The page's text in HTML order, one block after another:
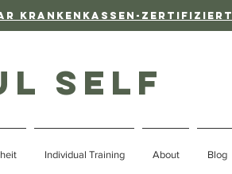
Krankenkassen-Zertifiziert
self
Individual Training About Blog